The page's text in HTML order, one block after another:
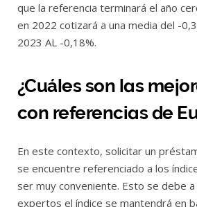
que la referencia terminará el año
en 2022 cotizará a una media del -
2023 AL -0,18%.
¿Cuáles son las
con referencias de
En este contexto, solicitar un
se encuentre referenciado a los
ser muy conveniente. Esto se debe
expertos el índice se mantendrá en